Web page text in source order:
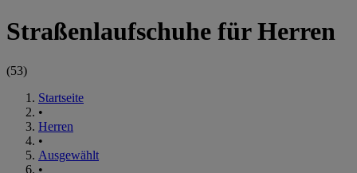
Straßenlaufschuhe für Herren
(53)
Startseite
•
Herren
•
Ausgewählt
•